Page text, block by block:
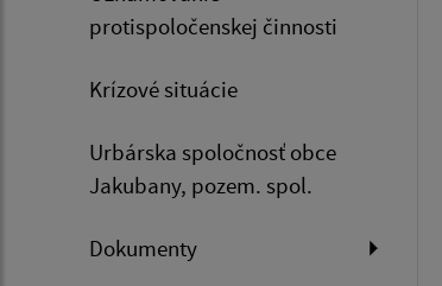
protispoločenskej činnosti
Krízové situácie
Urbárska spoločnosť obce
Jakubany, pozem. spol.
Dokumenty